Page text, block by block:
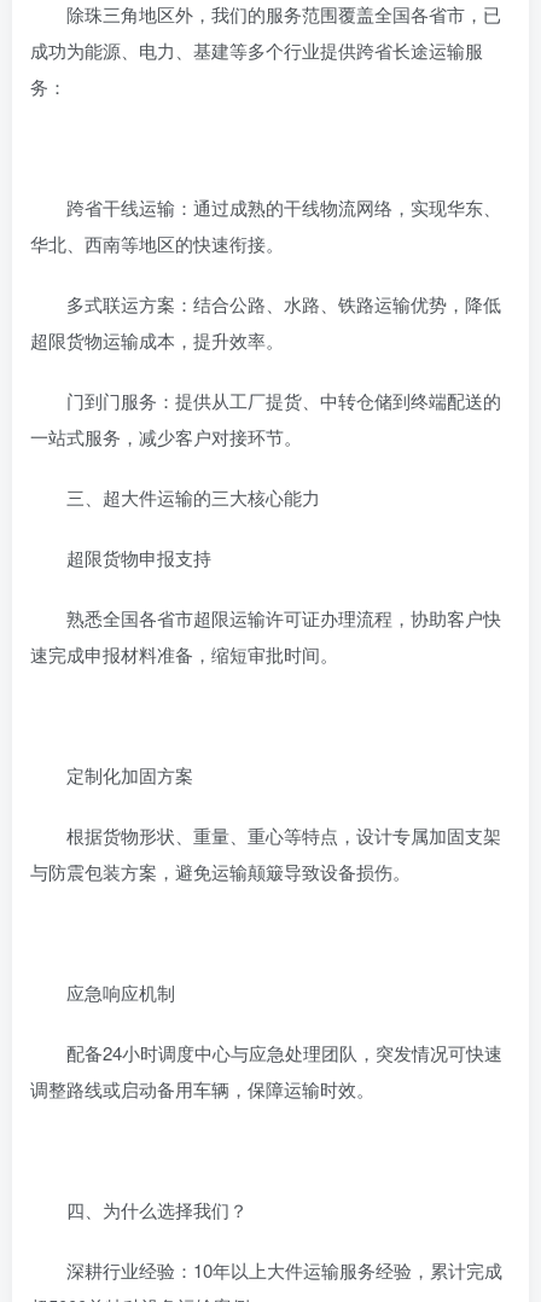
除珠三角地区外，我们的服务范围覆盖全国各省市，已
成功为能源、电力、基建等多个行业提供跨省长途运输服
务：
‌跨省干线运输‌：通过成熟的干线物流网络，实现华东、
华北、西南等地区的快速衔接。
‌多式联运方案‌：结合公路、水路、铁路运输优势，降低
超限货物运输成本，提升效率。
‌门到门服务‌：提供从工厂提货、中转仓储到终端配送的
一站式服务，减少客户对接环节。
‌三、超大件运输的三大核心能力‌
‌超限货物申报支持‌
熟悉全国各省市超限运输许可证办理流程，协助客户快
速完成申报材料准备，缩短审批时间。
‌定制化加固方案‌
根据货物形状、重量、重心等特点，设计专属加固支架
与防震包装方案，避免运输颠簸导致设备损伤。
‌应急响应机制‌
配备24小时调度中心与应急处理团队，突发情况可快速
调整路线或启动备用车辆，保障运输时效。
‌四、为什么选择我们？‌
‌深耕行业经验‌：10年以上大件运输服务经验，累计完成